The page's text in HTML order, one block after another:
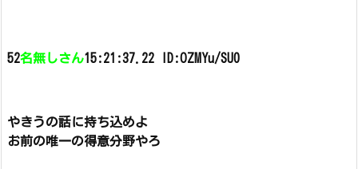
52名無しさん15:21:37.22 ID:OZMYu/SU0
やきうの話に持ち込めよ
お前の唯一の得意分野やろ